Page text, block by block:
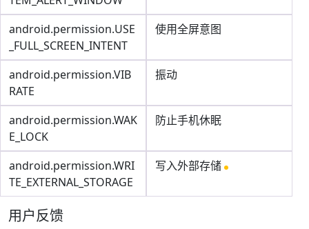
android.permission.USE
_FULL_SCREEN_INTENT
使用全屏意图
android.permission.VIB
RATE
振动
android.permission.WAK
E_LOCK
防止手机休眠
android.permission.WRI
TE_EXTERNAL_STORAGE
写入外部存储
用户反馈